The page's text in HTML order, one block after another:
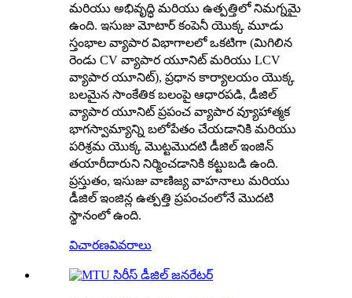
మరియు అభివృద్ధి మరియు ఉత్పత్తిలో నిమగ్నమై
ఉంది. ఇసుజు మోటార్ కంపెనీ యొక్క మూడు
స్తంభాల వ్యాపార విభాగాలలో ఒకటిగా (మిగిలిన
రెండు CV వ్యాపార యూనిట్ మరియు LCV
వ్యాపార యూనిట్), ప్రధాన కార్యాలయం యొక్క
బలమైన సాంకేతిక బలంపై ఆధారపడి, డీజిల్
వ్యాపార యూనిట్ ప్రపంచ వ్యాపార వ్యూహాత్మక
భాగస్వామ్యాన్ని బలోపేతం చేయడానికి మరియు
పరిశ్రమ యొక్క మొట్టమొదటి డీజిల్ ఇంజిన్
తయారీదారుని నిర్మించడానికి కట్టుబడి ఉంది.
ప్రస్తుతం, ఇసుజు వాణిజ్య వాహనాలు మరియు
డీజిల్ ఇంజిన్ల ఉత్పత్తి ప్రపంచంలోనే మొదటి
స్థానంలో ఉంది.
విచారణవివరాలు